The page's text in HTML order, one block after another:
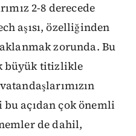
2-8 derecede
aşısı, özelliğinden
zorunda. Bu
büyük titizlikle
bu açıdan çok önemli
de dahil,